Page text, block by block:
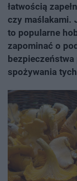
łatwością
czy maślakami.
to popularne
zapominać o
spożywania